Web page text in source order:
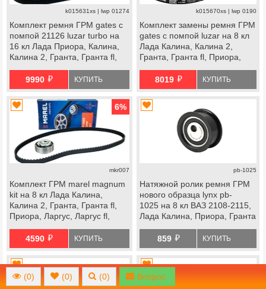
k015631xs | lwp 01274
Комплект ремня ГРМ gates с
помпой 21126 luzar turbo на
16 кл Лада Приора, Калина,
Калина 2, Гранта, Гранта fl,
Рей, datsun
9990 й КУПИТЬ
k015670xs | lwp 0190
Комплект замены ремня ГРМ
gates с помпой luzar на 8 кл
Лада Калина, Калина 2,
Гранта, Гранта fl, Приора,
datsun8019 й КУПИТЬ
6%
mkr007
Комплект ГРМ marel magnum
kit на 8 кл Лада Калина,
Калина 2, Гранта, Гранта fl,
Приора, Ларгус, Ларгус fl,
4590 й КУПИТЬ
pb-1025
Натяжной ролик ремня ГРМ
нового образца lynx pb-
1025 на 8 кл ВАЗ 2108-2115,
Лада Калина, Приора, Гранта
859 й КУПИТЬ
(0) (0) (0) Вопрос